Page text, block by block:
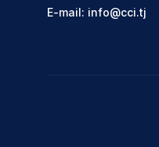
E-mail: info@cci.tj